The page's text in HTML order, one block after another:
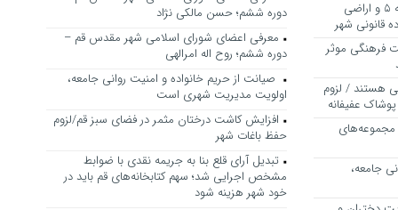
بررسی ظرفیت کوره‌پزخانه‌های منطقه ۵ و اراضی
قانونی شهر
فرهنگی موثر
هستند / لزوم
عفیفانه
مجموعه‌های
جامعه،
دوره ششم؛ حسن مالکی نژاد
معرفی اعضای شورای اسلامی شهر مقدس قم –
دوره ششم؛ روح اله امرالهی
صیانت از حریم خانواده و امنیت روانی جامعه،
اولویت مدیریت شهری است
افزایش کاشت درختان مثمر در فضای سبز قم/لزوم
حفظ باغات شهر
تبدیل آرای قلع بنا به جریمه نقدی با ضوابط
مشخص اجرایی شد؛ سهم کتابخانه‌های قم باید در
خود شهر هزینه شود